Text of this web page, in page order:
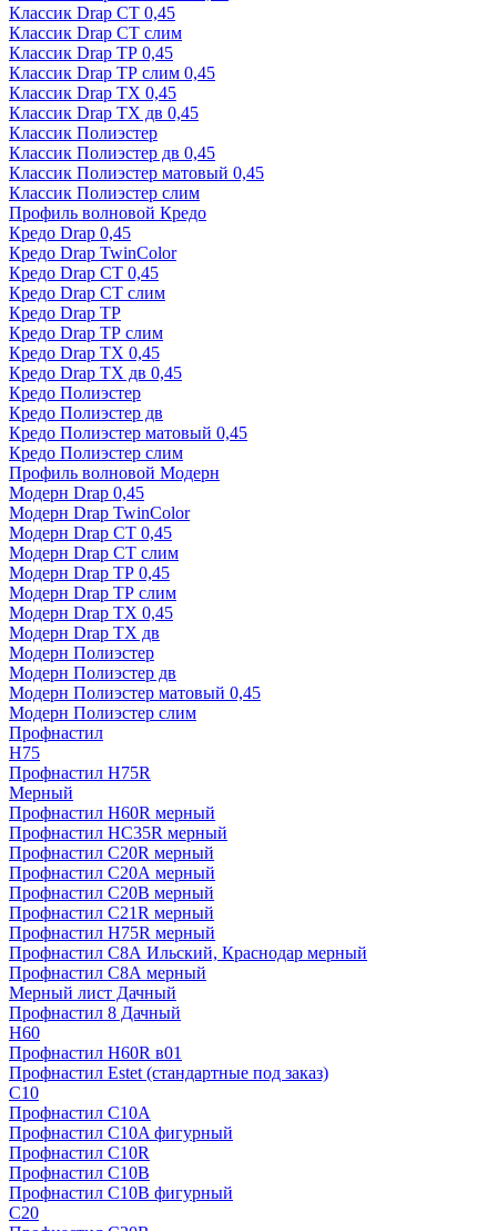
Классик Drap СТ 0,45
Классик Drap СТ слим
Классик Drap ТР 0,45
Классик Drap ТР слим 0,45
Классик Drap ТХ 0,45
Классик Drap ТХ дв 0,45
Классик Полиэстер
Классик Полиэстер дв 0,45
Классик Полиэстер матовый 0,45
Классик Полиэстер слим
Профиль волновой Кредо
Кредо Drap 0,45
Кредо Drap TwinColor
Кредо Drap СТ 0,45
Кредо Drap СТ слим
Кредо Drap ТР
Кредо Drap ТР слим
Кредо Drap ТХ 0,45
Кредо Drap ТХ дв 0,45
Кредо Полиэстер
Кредо Полиэстер дв
Кредо Полиэстер матовый 0,45
Кредо Полиэстер слим
Профиль волновой Модерн
Модерн Drap 0,45
Модерн Drap TwinColor
Модерн Drap СТ 0,45
Модерн Drap СТ слим
Модерн Drap ТР 0,45
Модерн Drap ТР слим
Модерн Drap ТХ 0,45
Модерн Drap ТХ дв
Модерн Полиэстер
Модерн Полиэстер дв
Модерн Полиэстер матовый 0,45
Модерн Полиэстер слим
Профнастил
H75
Профнастил H75R
Мерный
Профнастил H60R мерный
Профнастил HC35R мерный
Профнастил С20R мерный
Профнастил С20А мерный
Профнастил С20В мерный
Профнастил С21R мерный
Профнастил Н75R мерный
Профнастил С8А Ильский, Краснодар мерный
Профнастил С8А мерный
Мерный лист Дачный
Профнастил 8 Дачный
Н60
Профнастил H60R в01
Профнастил Estet (стандартные под заказ)
C10
Профнастил С10A
Профнастил С10A фигурный
Профнастил С10R
Профнастил С10В
Профнастил С10В фигурный
C20